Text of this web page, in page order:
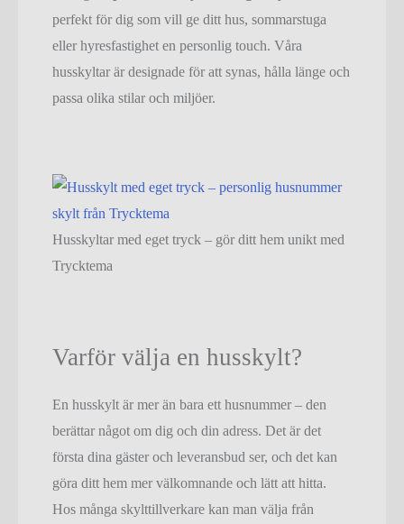
perfekt för dig som vill ge ditt hus, sommarstuga
eller hyresfastighet en personlig touch. Våra
husskyltar är designade för att synas, hålla länge och
passa olika stilar och miljöer.
Husskyltar med eget tryck – gör ditt hem unikt med
Trycktema
Varför välja en husskylt?
En husskylt är mer än bara ett husnummer – den
berättar något om dig och din adress. Det är det
första dina gäster och leveransbud ser, och det kan
göra ditt hem mer välkomnande och lätt att hitta.
Hos många skylttillverkare kan man välja från